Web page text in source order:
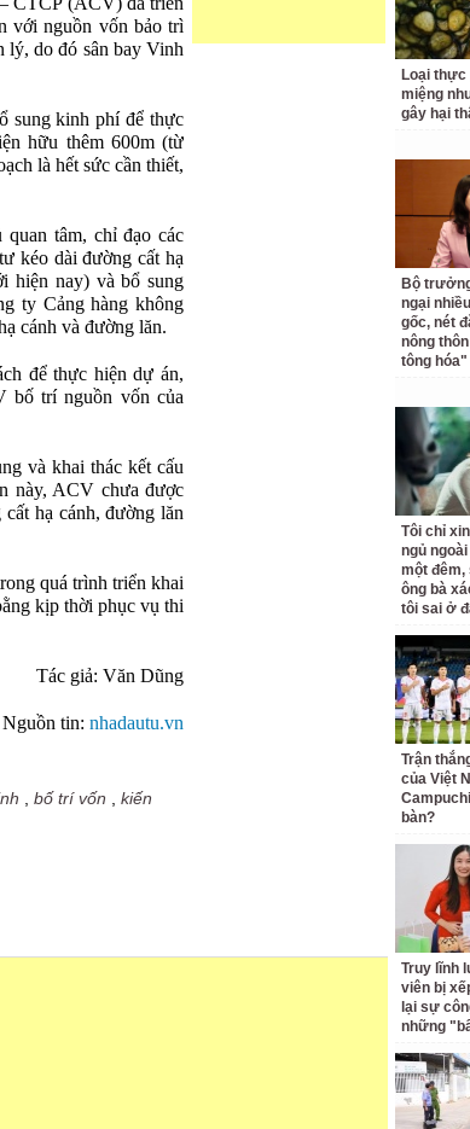
với nguồn vốn bảo trì
lý, do đó sân bay Vinh
sung kinh phí để thực
hữu thêm 600m (từ
là hết sức cần thiết,
tâm, chỉ đạo các
kéo dài đường cất hạ
hiện nay) và bổ sung
ty Cảng hàng không
cánh và đường lăn.
để thực hiện dự án,
bố trí nguồn vốn của
và khai thác kết cấu
này, ACV chưa được
hạ cánh, đường lăn
quá trình triển khai
kịp thời phục vụ thi
Tác giả: Văn Dũng
Nguồn tin: nhadautu.vn
bố trí vốn
kiến
Loại thực
miệng
gây hại
Bộ
ngại
gốc, nét
nông
tông hóa"
Tôi chỉ
ngủ
một đêm,
ông bà
tôi sai ở
Trận
của Việt
bàn?
Truy lĩnh
viên bị
lại sự
những